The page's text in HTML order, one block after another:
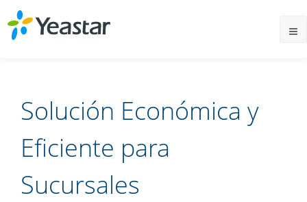
Solución Económica y
Eficiente para
Sucursales